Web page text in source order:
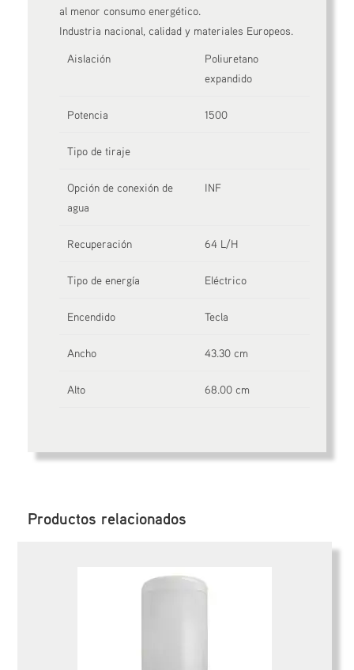
al menor consumo energético.
Industria nacional, calidad y materiales Europeos.
Aislación
Poliuretano
expandido
Potencia 1500
Tipo de tiraje
Opción de conexión de
agua
INF
Recuperación 64 L/H
Tipo de energía Eléctrico
Encendido Tecla
Ancho 43.30 cm
Alto 68.00 cm
Productos relacionados